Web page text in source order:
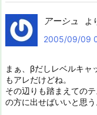
アーシュ
よ
2005/09/09
まぁ、βだしレベルキャ
もアレだけどね。
その辺りも踏まえての
の方に出せばいいと思う